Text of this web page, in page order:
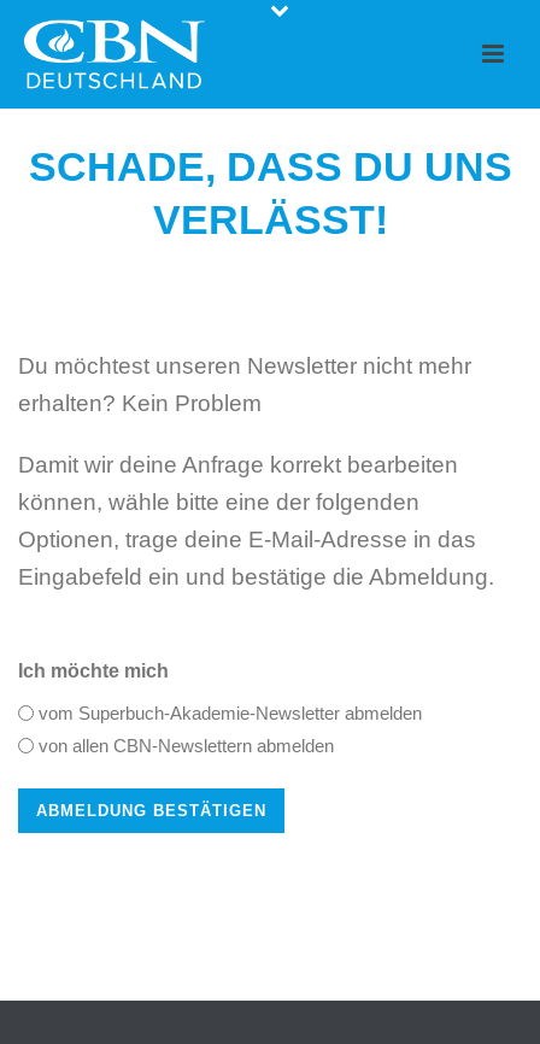
SCHADE, DASS DU UNS
VERLÄSST!
Du möchtest unseren Newsletter nicht mehr
erhalten? Kein Problem
Damit wir deine Anfrage korrekt bearbeiten
können, wähle bitte eine der folgenden
Optionen, trage deine E-Mail-Adresse in das
Eingabefeld ein und bestätige die Abmeldung.
Ich möchte mich
vom Superbuch-Akademie-Newsletter abmelden
von allen CBN-Newslettern abmelden